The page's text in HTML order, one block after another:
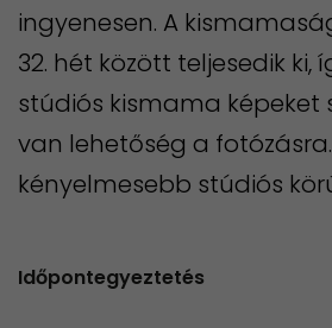
ingyenesen. A
32. hét között teljesedik
stúdiós kismama képeket
van lehetőség a
kényelmesebb stúdiós
Időpontegyeztetés